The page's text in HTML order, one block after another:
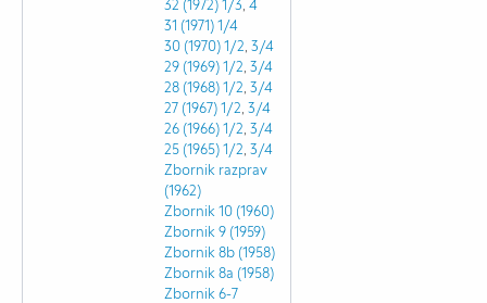
32 (1972)1/3, 4
31 (1971)1/4
30 (1970)1/2, 3/4
29 (1969)1/2, 3/4
28 (1968)1/2, 3/4
27 (1967)1/2, 3/4
26 (1966)1/2, 3/4
25 (1965)1/2, 3/4
Zbornik razprav
(1962)
Zbornik 10 (1960)
Zbornik 9 (1959)
Zbornik 8b (1958)
Zbornik 8a (1958)
Zbornik 6-7